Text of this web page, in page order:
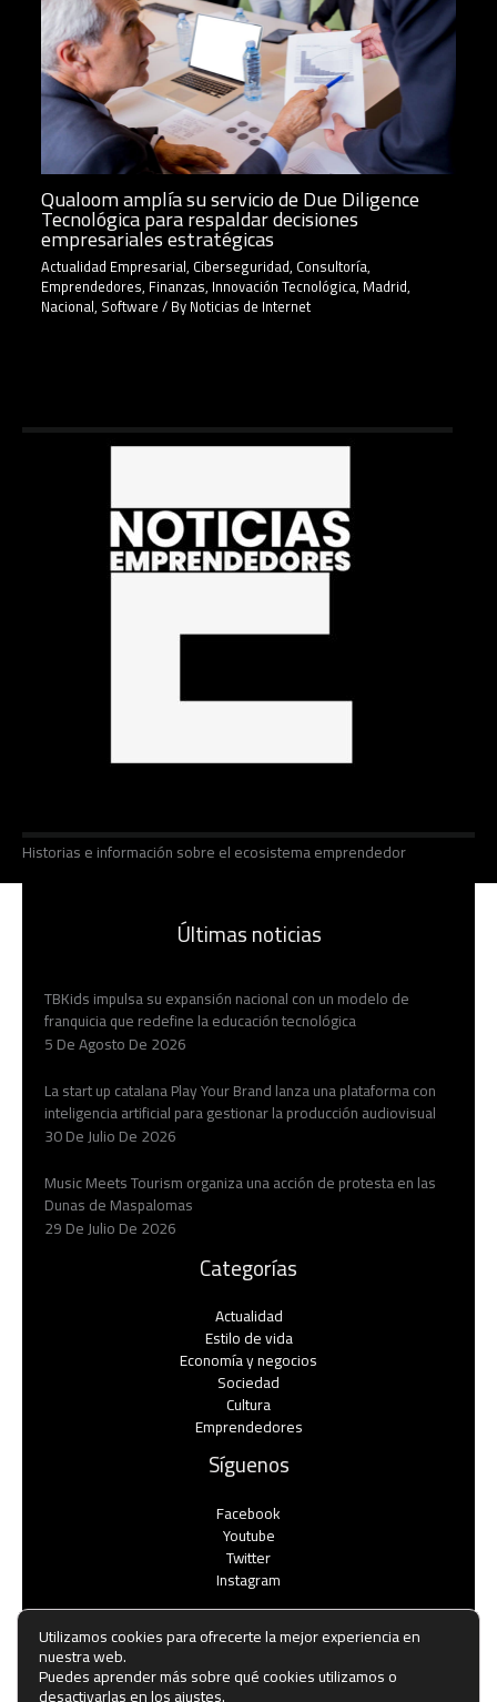
Qualoom amplía su servicio de Due Diligence
Tecnológica para respaldar decisiones
empresariales estratégicas
Actualidad Empresarial, Ciberseguridad, Consultoría,
Emprendedores, Finanzas, Innovación Tecnológica, Madrid,
Nacional, Software/ ByNoticias de Internet
Historias e información sobre el ecosistema emprendedor
Últimas noticias
TBKids impulsa su expansión nacional con un modelo de
franquicia que redefine la educación tecnológica
5 De Agosto De 2026
La start up catalana Play Your Brand lanza una plataforma con
inteligencia artificial para gestionar la producción audiovisual
30 De Julio De 2026
Music Meets Tourism organiza una acción de protesta en las
Dunas de Maspalomas
29 De Julio De 2026
Categorías
Actualidad
Estilo de vida
Economía y negocios​
Sociedad
Cultura
Emprendedores
Síguenos
Facebook
Youtube
Twitter
Instagram
Copyright © Todos los derechos reservados -
Utilizamos cookies para ofrecerte la mejor experiencia en
nuestra web.
Puedes aprender más sobre qué cookies utilizamos o